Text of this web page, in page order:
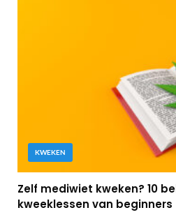
KWEKEN
Zelf mediwiet kweken? 10
kweeklessen van beginners